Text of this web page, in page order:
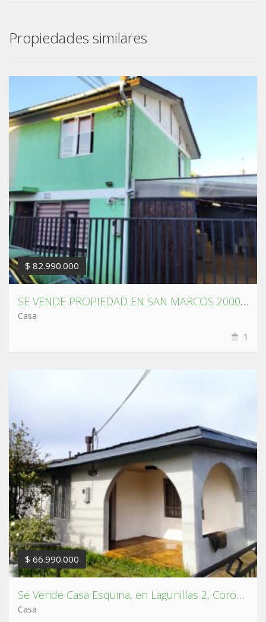
Propiedades similares
$ 82.990.000
SE VENDE PROPIEDAD EN SAN MARCOS 2000 TALCAHUANO
Casa
1
$ 66.990.000
Se Vende Casa Esquina, en Lagunillas 2, Coronel.
Casa